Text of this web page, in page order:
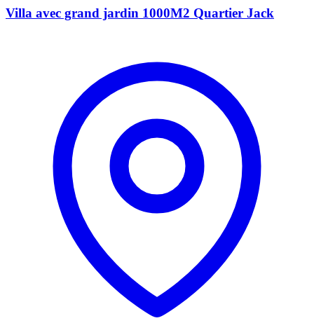
Villa avec grand jardin 1000M2 Quartier Jack